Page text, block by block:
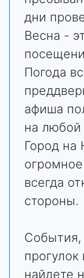
дни
Весна -
Погода
афиша
на любой
Город на
всегда
стороны.
События,
найдете